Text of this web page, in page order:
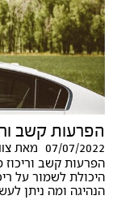
הפרעות קשב
07/07/2022 מאת
הפרעות קשב
היכולת לשמור על
הנהיגה ומה ניתן